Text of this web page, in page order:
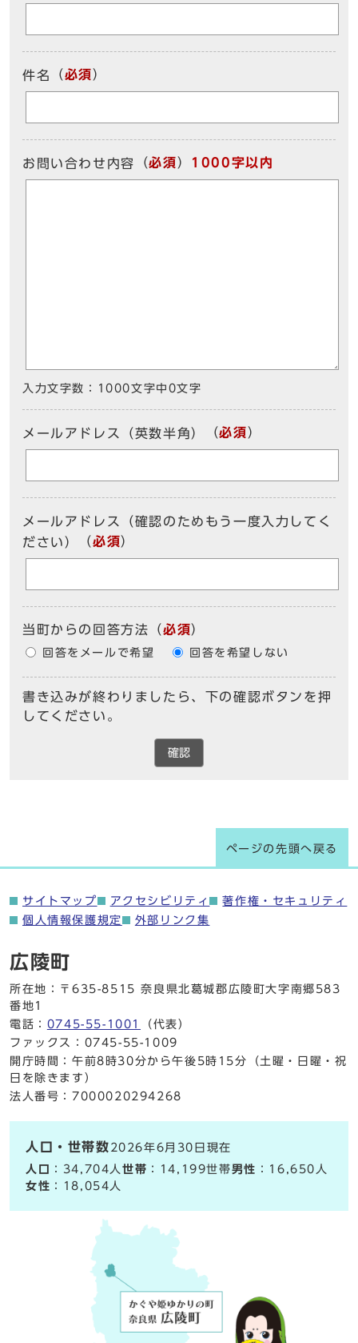
件名 （必須）
お問い合わせ内容 （必須） 1000字以内
入力文字数： 1000文字中 0文字
メールアドレス（英数半角） （必須）
メールアドレス（確認のためもう一度入力してく
ださい）
（必須）
当町からの回答方法 （必須）
回答をメールで希望 回答を希望しない
書き込みが終わりましたら、下の確認ボタンを押
してください。
確認
ページの先頭へ戻る
サイトマップ アクセシビリティ
著作権・セキュリティ
個人情報保護規定
外部リンク集
広陵町
所在地：〒635-8515 奈良県北葛城郡広陵町大字南郷583
番地1
電話： 0745-55-1001
（代表）
ファックス：0745-55-1009
開庁時間：午前8時30分から午後5時15分（土曜・日曜・祝
日を除きます）
法人番号：7000020294268
人口・世帯数 2026年6月30日現在
人口
：34,704人世帯 ：14,199世帯男性 ：16,650人
女性 ：18,054人